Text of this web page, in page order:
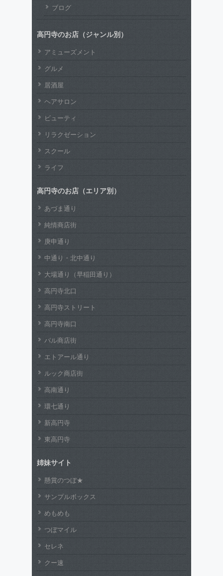
ブログ
高円寺のお店（ジャンル別）
アミューズメント
グルメ
居酒屋
ヘアサロン
ビューティ
リラクゼーション
スクール
ライフ
高円寺のお店（エリア別）
あづま通り
純情商店街
庚申通り
中通り・北中通り
大場通り（早稲田通り）
高円寺北口
高円寺ストリート
高円寺南口
パル商店街
エトアール通り
ルック商店街
高南通り
環七通り
新高円寺
東高円寺
姉妹サイト
懸賞のつぼ★
サンプルボックス
めもめも
つぼマイル
セレネ
クー速